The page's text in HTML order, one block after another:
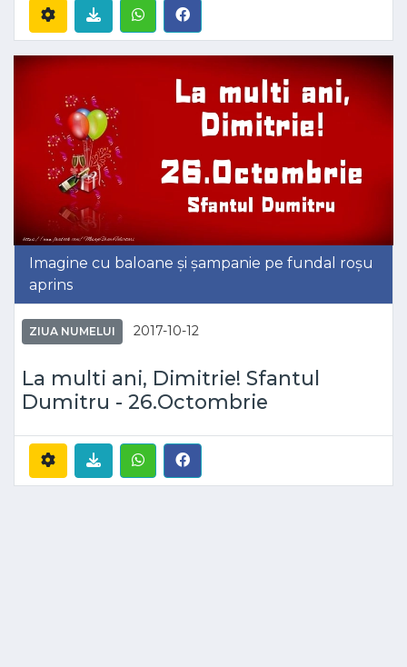
Imagine cu baloane și șampanie pe fundal roșu
aprins
ZIUA NUMELUI 2017-10-12
La multi ani, Dimitrie! Sfantul
Dumitru - 26.Octombrie